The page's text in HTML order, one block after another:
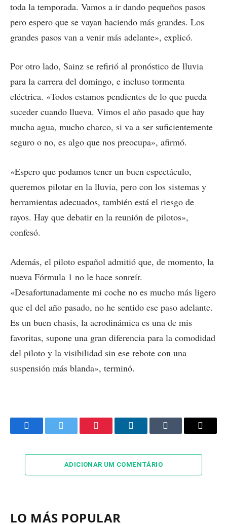
toda la temporada. Vamos a ir dando pequeños pasos
pero espero que se vayan haciendo más grandes. Los
grandes pasos van a venir más adelante», explicó.
Por otro lado, Sainz se refirió al pronóstico de lluvia
para la carrera del domingo, e incluso tormenta
eléctrica. «Todos estamos pendientes de lo que pueda
suceder cuando llueva. Vimos el año pasado que hay
mucha agua, mucho charco, si va a ser suficientemente
seguro o no, es algo que nos preocupa», afirmó.
«Espero que podamos tener un buen espectáculo,
queremos pilotar en la lluvia, pero con los sistemas y
herramientas adecuados, también está el riesgo de
rayos. Hay que debatir en la reunión de pilotos»,
confesó.
Además, el piloto español admitió que, de momento, la
nueva Fórmula 1 no le hace sonreír.
«Desafortunadamente mi coche no es mucho más ligero
que el del año pasado, no he sentido ese paso adelante.
Es un buen chasis, la aerodinámica es una de mis
favoritas, supone una gran diferencia para la comodidad
del piloto y la visibilidad sin ese rebote con una
suspensión más blanda», terminó.
FacebookTwitter Pinterest LinkedInTumblr Email
ADICIONAR UM COMENTÁRIO
LO MÁS POPULAR